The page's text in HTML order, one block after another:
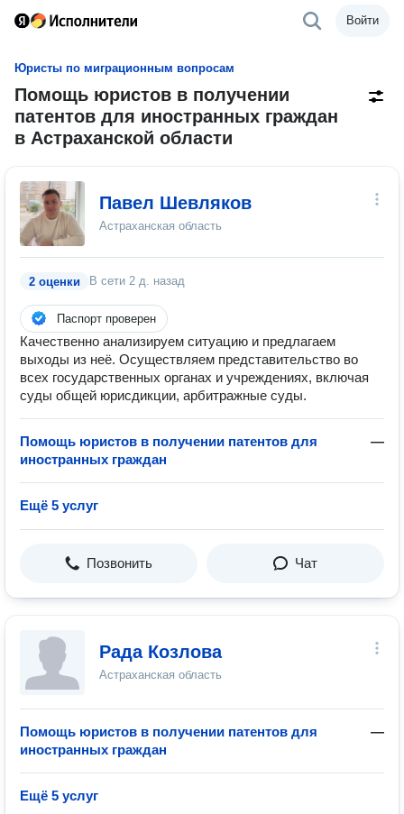
Войти
Юристы по миграционным вопросам
Помощь юристов в получении
патентов для иностранных граждан
в Астраханской области
Павел Шевляков
Астраханская область
2 оценки В сети 2 д. назад
Паспорт проверен
Качественно анализируем ситуацию и предлагаем
выходы из неё. Осуществляем представительство во
всех государственных органах и учреждениях, включая
суды общей юрисдикции, арбитражные суды.
Помощь юристов в получении патентов для
иностранных граждан
—
Ещё 5 услуг
Позвонить Чат
Рада Козлова
Астраханская область
Помощь юристов в получении патентов для
иностранных граждан
—
Ещё 5 услуг